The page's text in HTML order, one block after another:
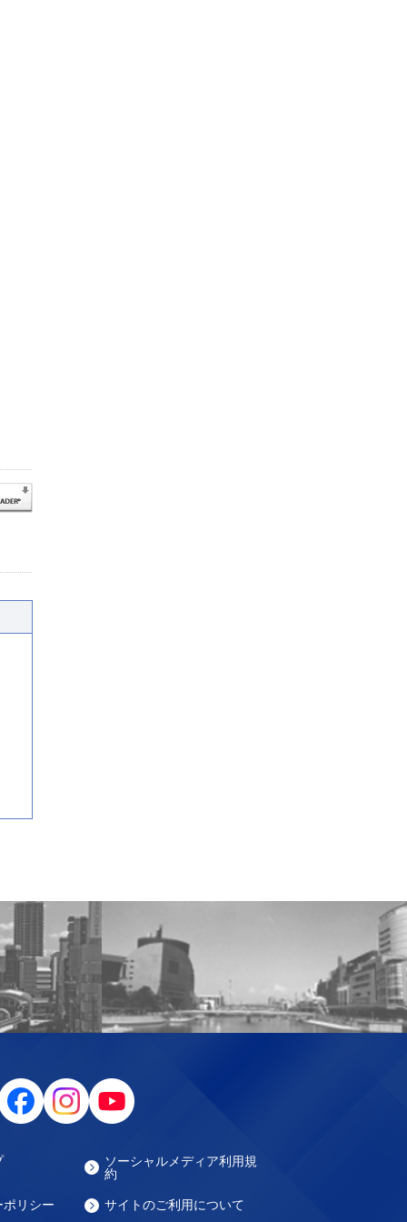
ソーシャルメディア利用規
約
リシー サイトのご利用について